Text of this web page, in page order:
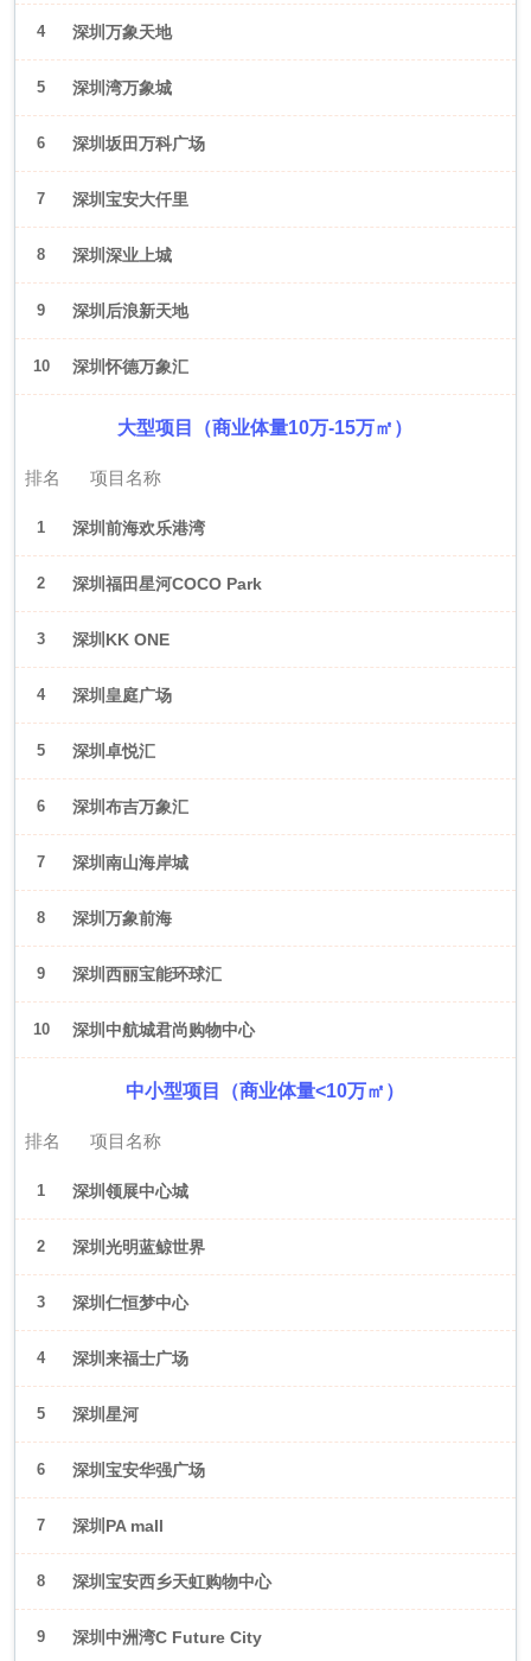
4 深圳万象天地
5 深圳湾万象城
6 深圳坂田万科广场
7 深圳宝安大仟里
8 深圳深业上城
9 深圳后浪新天地
10 深圳怀德万象汇
大型项目（商业体量10万-15万㎡）
排名 项目名称
1 深圳前海欢乐港湾
2 深圳福田星河COCO Park
3 深圳KK ONE
4 深圳皇庭广场
5 深圳卓悦汇
6 深圳布吉万象汇
7 深圳南山海岸城
8 深圳万象前海
9 深圳西丽宝能环球汇
10 深圳中航城君尚购物中心
中小型项目（商业体量<10万㎡）
排名 项目名称
1 深圳领展中心城
2 深圳光明蓝鲸世界
3 深圳仁恒梦中心
4 深圳来福士广场
5 深圳星河
WORLD·COCOPark
6 深圳宝安华强广场
7 深圳PA mall
8 深圳宝安西乡天虹购物中心
9 深圳中洲湾C Future City